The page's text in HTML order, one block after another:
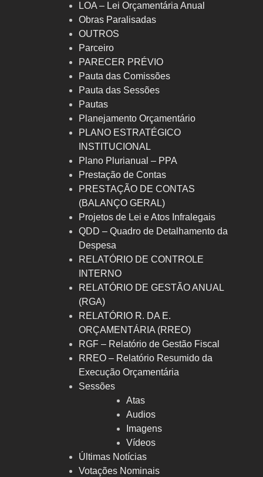
LOA – Lei Orçamentária Anual
Obras Paralisadas
OUTROS
Parceiro
PARECER PRÉVIO
Pauta das Comissões
Pauta das Sessões
Pautas
Planejamento Orçamentário
PLANO ESTRATÉGICO
INSTITUCIONAL
Plano Plurianual – PPA
Prestação de Contas
PRESTAÇÃO DE CONTAS
(BALANÇO GERAL)
Projetos de Lei e Atos Infralegais
QDD – Quadro de Detalhamento da
Despesa
RELATÓRIO DE CONTROLE
INTERNO
RELATÓRIO DE GESTÃO ANUAL
(RGA)
RELATÓRIO R. DA E.
ORÇAMENTÁRIA (RREO)
RGF – Relatório de Gestão Fiscal
RREO – Relatório Resumido da
Execução Orçamentária
Sessões
Atas
Audios
Imagens
Vídeos
Últimas Notícias
Votações Nominais